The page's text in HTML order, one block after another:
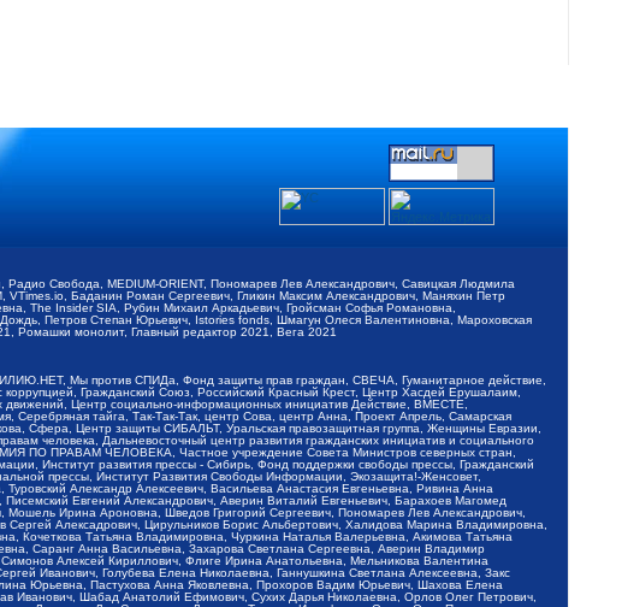
Свобода, MEDIUM-ORIENT, Пономарев Лев Александрович, Савицкая Людмила
Баданин Роман Сергеевич, Гликин Максим Александрович, Маняхин Петр
The Insider SIA, Рубин Михаил Аркадьевич, Гройсман Софья Романовна,
Петров Степан Юрьевич, Istories fonds, Шмагун Олеся Валентиновна, Мароховская
Ромашки монолит, Главный редактор 2021, Вега 2021
Мы против СПИДа, Фонд защиты прав граждан, СВЕЧА, Гуманитарное действие,
Гражданский Союз, Российский Красный Крест, Центр Хасдей Ерушалаим,
движений, Центр социально-информационных инициатив Действие, ВМЕСТЕ,
тайга, Так-Так-Так, центр Сова, центр Анна, Проект Апрель, Самарская
Сфера, Центр защиты СИБАЛЬТ, Уральская правозащитная группа, Женщины Евразии,
человека, Дальневосточный центр развития гражданских инициатив и социального
ПО ПРАВАМ ЧЕЛОВЕКА, Частное учреждение Совета Министров северных стран,
Институт развития прессы - Сибирь, Фонд поддержки свободы прессы, Гражданский
прессы, Институт Развития Свободы Информации, Экозащита!-Женсовет,
Александр Алексеевич, Васильева Анастасия Евгеньевна, Ривина Анна
Евгений Александрович, Аверин Виталий Евгеньевич, Барахоев Магомед
Ирина Ароновна, Шведов Григорий Сергеевич, Пономарев Лев Александрович,
Алексадрович, Цирульников Борис Альбертович, Халидова Марина Владимировна,
Кочеткова Татьяна Владимировна, Чуркина Наталья Валерьевна, Акимова Татьяна
Саранг Анна Васильевна, Захарова Светлана Сергеевна, Аверин Владимир
Алексей Кириллович, Флиге Ирина Анатольевна, Мельникова Валентина
Иванович, Голубева Елена Николаевна, Ганнушкина Светлана Алексеевна, Закс
Юрьевна, Пастухова Анна Яковлевна, Прохоров Вадим Юрьевич, Шахова Елена
Иванович, Шабад Анатолий Ефимович, Сухих Дарья Николаевна, Орлов Олег Петрович,